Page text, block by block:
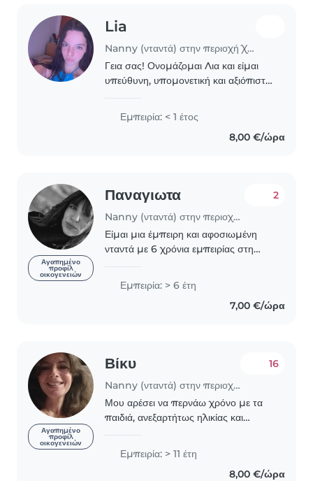
Lia
Nanny (νταντά) στην περιοχή Χαλάνδρι
Γεια σας! Ονομάζομαι Λια και είμαι
υπεύθυνη, υπομονετική και αξιόπιστη.
αποκτήσει εμπειρία στη φροντίδα και
Εμπειρία: < 1 έτος
8,00 €/ώρα
Αγαπημένο
προφίλ
οικογενειών
Παναγιωτα
Nanny (νταντά) στην περιοχή Καβάλα
2
Είμαι μια έμπειρη και αφοσιωμένη
νταντά με 6 χρόνια εμπειρίας στη
και φιλικό περιβάλλον, όπου τα παιδιά
Εμπειρία: > 6 έτη
7,00 €/ώρα
Αγαπημένο
προφίλ
οικογενειών
Βίκυ
Nanny (νταντά) στην περιοχή Αθήνα
16
Μου αρέσει να περνάω χρόνο με τα
παιδιά, ανεξαρτήτως ηλικίας και
αλλα και ποσο δύσκολο μερικές
Εμπειρία: > 11 έτη
8,00 €/ώρα